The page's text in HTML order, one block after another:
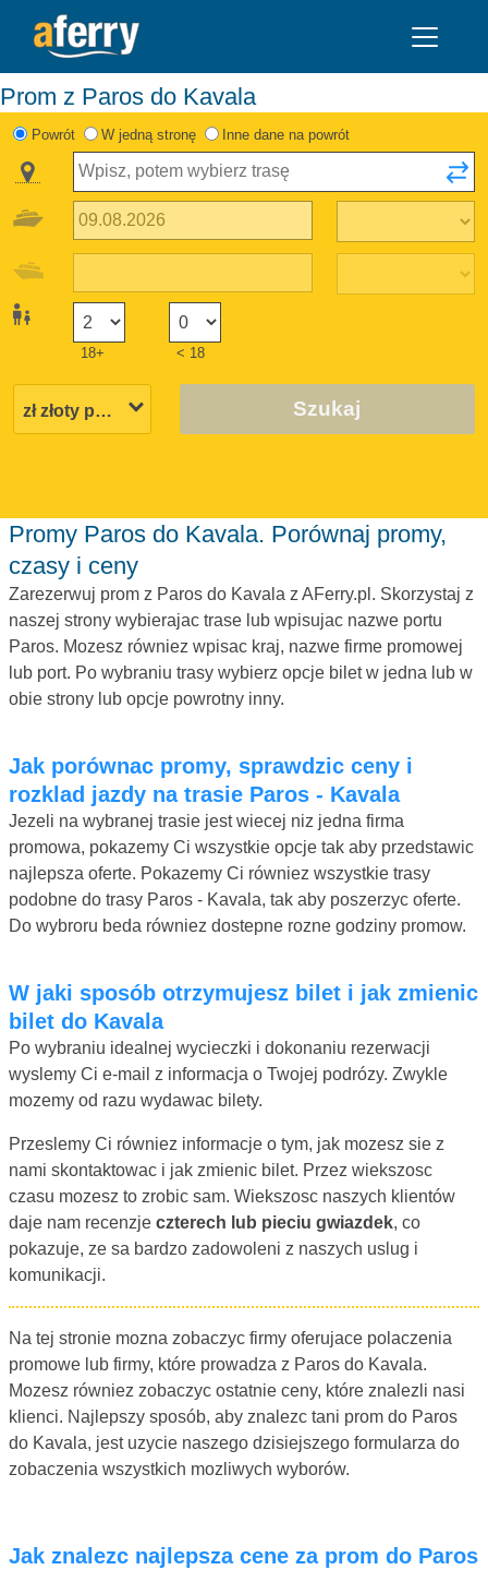
Prom z Paros do Kavala
Powrót W jedną stronę Inne dane na powrót
18+ < 18
Szukaj
Promy Paros do Kavala. Porównaj promy,
czasy i ceny
Zarezerwuj prom z Paros do Kavala z AFerry.pl. Skorzystaj z
naszej strony wybierajac trase lub wpisujac nazwe portu
Paros. Mozesz równiez wpisac kraj, nazwe firme promowej
lub port. Po wybraniu trasy wybierz opcje bilet w jedna lub w
obie strony lub opcje powrotny inny.
Jak porównac promy, sprawdzic ceny i
rozklad jazdy na trasie Paros - Kavala
Jezeli na wybranej trasie jest wiecej niz jedna firma
promowa, pokazemy Ci wszystkie opcje tak aby przedstawic
najlepsza oferte. Pokazemy Ci równiez wszystkie trasy
podobne do trasy Paros - Kavala, tak aby poszerzyc oferte.
Do wybroru beda równiez dostepne rozne godziny promow.
W jaki sposób otrzymujesz bilet i jak zmienic
bilet do Kavala
Po wybraniu idealnej wycieczki i dokonaniu rezerwacji
wyslemy Ci e-mail z informacja o Twojej podrózy. Zwykle
mozemy od razu wydawac bilety.
Przeslemy Ci równiez informacje o tym, jak mozesz sie z
nami skontaktowac i jak zmienic bilet. Przez wiekszosc
czasu mozesz to zrobic sam. Wiekszosc naszych klientów
daje nam recenzje czterech lub pieciu gwiazdek, co
pokazuje, ze sa bardzo zadowoleni z naszych uslug i
komunikacji.
Na tej stronie mozna zobaczyc firmy oferujace polaczenia
promowe lub firmy, które prowadza z Paros do Kavala.
Mozesz równiez zobaczyc ostatnie ceny, które znalezli nasi
klienci. Najlepszy sposób, aby znalezc tani prom do Paros
do Kavala, jest uzycie naszego dzisiejszego formularza do
zobaczenia wszystkich mozliwych wyborów.
Jak znalezc najlepsza cene za prom do Paros